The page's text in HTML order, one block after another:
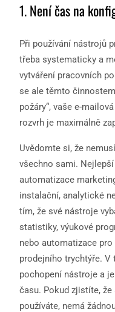
1. Není čas na
Při používání nástrojů
třeba systematicky a
vytváření pracovních
se ale těmto
požáry“, vaše e-
rozvrh je maximálně
Uvědomte si, že
všechno sami.
automatizace
instalační, analytické
tím, že své nástroje
statistiky, výukové
nebo automatizace
prodejního trychtýře. V
pochopení nástroje a
času. Pokud zjistíte,
používáte, nemá